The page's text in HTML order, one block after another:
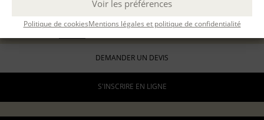
Voir les préférences
Politique de cookiesMentions légales et politique de confidentialité
816 €
DEMANDER UN DEVIS
S'INSCRIRE EN LIGNE